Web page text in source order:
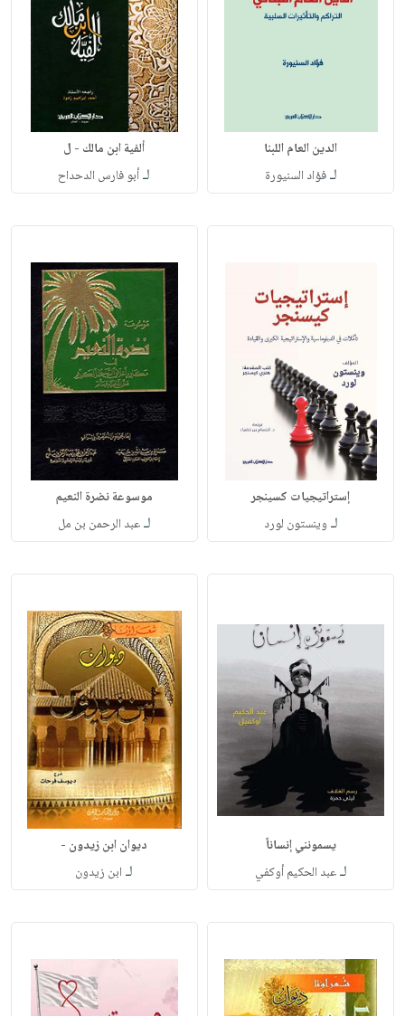
الدين العام اللبنا
لـفؤاد السنيورة
ألفية ابن مالك - ل
لـأبو فارس الدحداح
إستراتيجيات كسينجر
لـ وينستون لورد
موسوعة نضرة النعيم
لـعبد الرحمن بن مل
يسمونني إنساناً
لـعبد الحكيم أوكفي
ديوان ابن زيدون -
لـ ابن زيدون